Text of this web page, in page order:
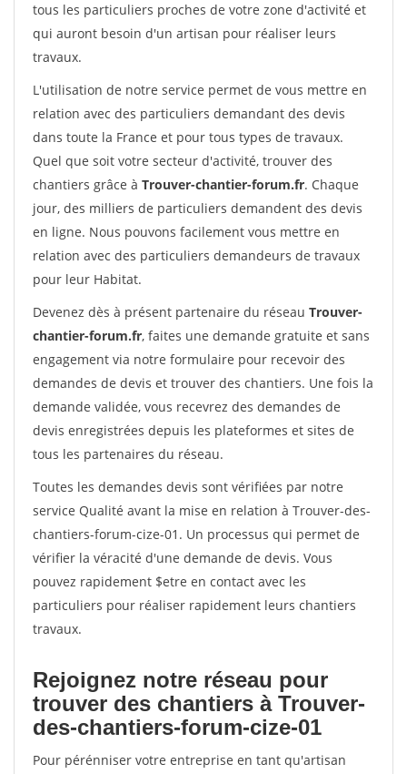
tous les particuliers proches de votre zone d'activité et
qui auront besoin d'un artisan pour réaliser leurs
travaux.
L'utilisation de notre service permet de vous mettre en
relation avec des particuliers demandant des devis
dans toute la France et pour tous types de travaux.
Quel que soit votre secteur d'activité, trouver des
chantiers grâce à Trouver-chantier-forum.fr. Chaque
jour, des milliers de particuliers demandent des devis
en ligne. Nous pouvons facilement vous mettre en
relation avec des particuliers demandeurs de travaux
pour leur Habitat.
Devenez dès à présent partenaire du réseau Trouver-
chantier-forum.fr, faites une demande gratuite et sans
engagement via notre formulaire pour recevoir des
demandes de devis et trouver des chantiers. Une fois la
demande validée, vous recevrez des demandes de
devis enregistrées depuis les plateformes et sites de
tous les partenaires du réseau.
Toutes les demandes devis sont vérifiées par notre
service Qualité avant la mise en relation à Trouver-des-
chantiers-forum-cize-01. Un processus qui permet de
vérifier la véracité d'une demande de devis. Vous
pouvez rapidement $etre en contact avec les
particuliers pour réaliser rapidement leurs chantiers
travaux.
Rejoignez notre réseau pour
trouver des chantiers à Trouver-
des-chantiers-forum-cize-01
Pour pérénniser votre entreprise en tant qu'artisan